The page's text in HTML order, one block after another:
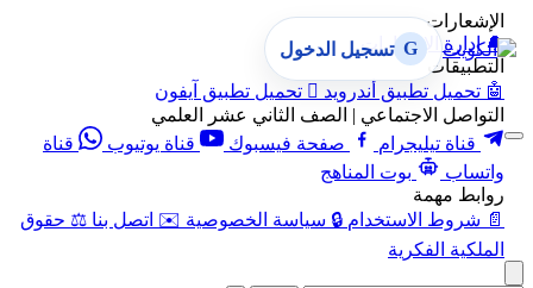
الإشعارات
🔔 إدارة الإشعارات
التطبيقات
🤖 تحميل تطبيق أندرويد  تحميل تطبيق آيفون
التواصل الاجتماعي | الصف الثاني عشر العلمي
قناة تيليجرام
صفحة فيسبوك قناة يوتيوب
قناة
واتساب
بوت المناهج
روابط مهمة
📄 شروط الاستخدام 🔒 سياسة الخصوصية ✉️ اتصل بنا ⚖️ حقوق
الملكية الفكرية
G تسجيل الدخول